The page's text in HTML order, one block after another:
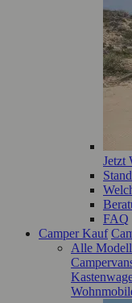
Jetzt
FAQ
Camper Kauf
Alle